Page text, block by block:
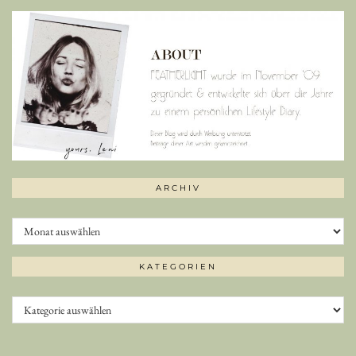
ARCHIV
Archiv
KATEGORIEN
Kategorien